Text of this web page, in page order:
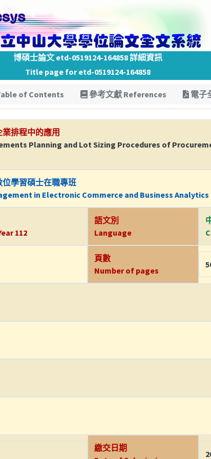
博碩士論文 etd-0519124-164858 詳細資訊
Title page for etd-0519124-164858
of Contents 參考文獻 References 電子
排程中的應用
Planning and Lot Sizing Procedures of
學習碩士在職專班
in Electronic Commerce and Business Analytics
112
語文別
Language
頁數
Number of pages
繳交日期